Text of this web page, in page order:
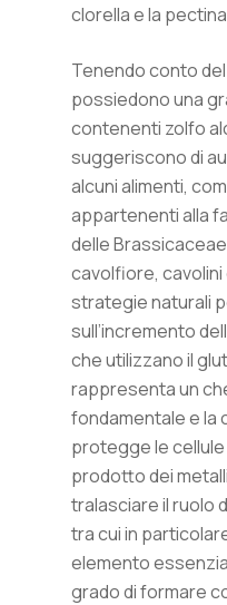
clorella e la
Tenendo conto
possiedono una
contenenti zolfo
suggeriscono di
alcuni alimenti,
appartenenti alla
delle
cavolfiore,
strategie naturali
sull’incremento
che utilizzano il
rappresenta un
fondamentale e la
protegge le
prodotto dei
tralasciare il ruolo
tra cui in
elemento
grado di formare